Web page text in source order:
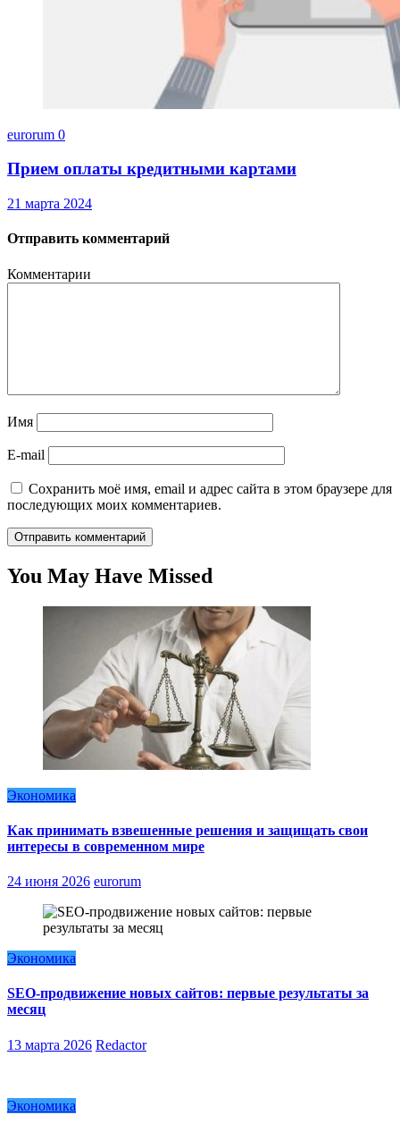
eurorum 0
Прием оплаты кредитными картами
21 марта 2024
Отправить комментарий
Комментарии
Имя
E-mail
Сохранить моё имя, email и адрес сайта в этом браузере для
последующих моих комментариев.
You May Have Missed
Экономика
Как принимать взвешенные решения и защищать свои
интересы в современном мире
24 июня 2026 eurorum
Экономика
SEO-продвижение новых сайтов: первые результаты за
месяц
13 марта 2026 Redactor
Экономика